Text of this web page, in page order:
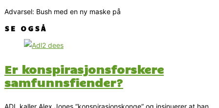
Advarsel: Bush med en ny maske på
SE OGSÅ
Er konspirasjonsforskere
samfunnsfiender?
ADL kaller Alex Jones “konspirasjonskonge” og insinuerer at han